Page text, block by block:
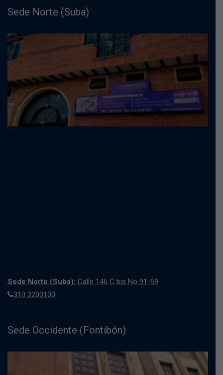
Sede Norte (Suba)
Sede Norte (Suba): Calle 146 C bis No 91-59
310 2200100
Sede Occidente (Fontibón)